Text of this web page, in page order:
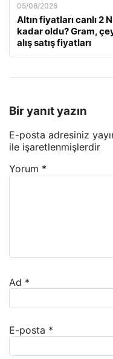
05/08/2026
Altın fiyatları canlı 2
kadar oldu? Gram,
alış satış fiyatları
Bir yanıt yazın
E-posta adresiniz
ile işaretlenmişlerdir
Yorum *
Ad *
E-posta *